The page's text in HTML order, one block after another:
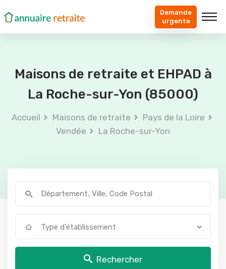
Demande
urgente
Maisons de retraite et EHPAD à
La Roche-sur-Yon (85000)
Accueil Maisons de retraite
Pays de la Loire
Vendée
La Roche-sur-Yon
Type d'établissement
Rechercher